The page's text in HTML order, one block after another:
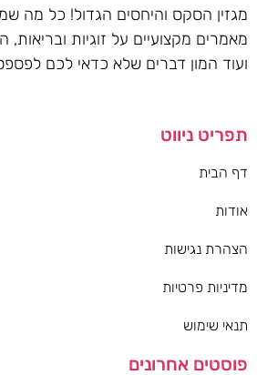
מגזין הסקס והיחסים הגדול! כל מה
מאמרים מקצועיים על זוגיות ובריאות,
ועוד המון דברים שלא כדאי לכם
תפריט ניווט
דף הבית
אודות
הצהרת נגישות
מדיניות פרטיות
תנאי שימוש
פוסטים אחרונים